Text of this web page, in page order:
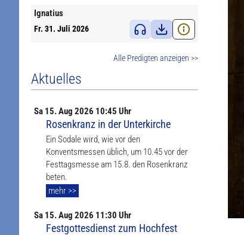
Ignatius
Fr. 31. Juli 2026
Alle Predigten anzeigen >>
Aktuelles
Sa 15. Aug 2026 10:45 Uhr
Rosenkranz in der Unterkirche
Ein Sodale wird, wie vor den
Konventsmessen üblich, um 10.45 vor der
Festtagsmesse am 15.8. den Rosenkranz
beten.
mehr >>
Sa 15. Aug 2026 11:30 Uhr
Festgottesdienst zum Hochfest